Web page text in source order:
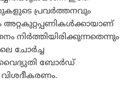
പ്രവര്‍ത്തനവും
നിര്‍ത്തിയിരിക്കുന്നതെന്നും
ചോര്‍ച്ച
വൈദ്യുതി ബോര്‍ഡ്